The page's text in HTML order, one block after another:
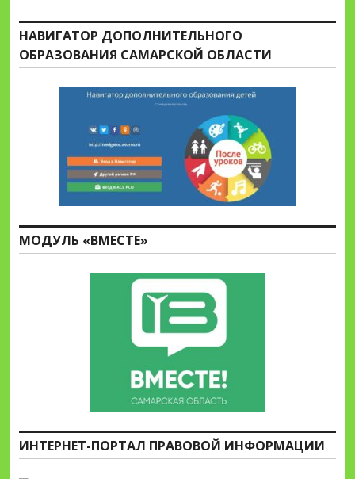
НАВИГАТОР ДОПОЛНИТЕЛЬНОГО
ОБРАЗОВАНИЯ САМАРСКОЙ ОБЛАСТИ
МОДУЛЬ «ВМЕСТЕ»
ИНТЕРНЕТ-ПОРТАЛ ПРАВОВОЙ ИНФОРМАЦИИ